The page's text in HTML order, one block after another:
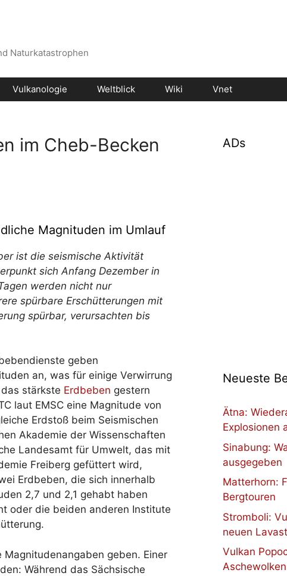
Naturkatastrophen
Vulkanologie Weltblick Wiki Vnet
im Cheb-Becken
Magnituden im Umlauf
ist die seismische Aktivität
sich Anfang Dezember in
werden nicht nur
spürbare Erschütterungen mit
spürbar, verursachten bis
geben
an, was für einige Verwirrung
stärkste Erdbeben gestern
laut EMSC eine Magnitude von
Erdstoß beim Seismischen
Akademie der Wissenschaften
Landesamt für Umwelt, das mit
Freiberg gefüttert wird,
Erdbeben, die sich innerhalb
2,7 und 2,1 gehabt haben
oder die beiden anderen Institute
geben. Einer
Während das Sächsische
ADs
Neueste
Ätna:
Explosionen
Sinabung:
ausgegeben
Matterhorn:
Bergtouren
Stromboli:
neuen
Vulkan
Aschewolken